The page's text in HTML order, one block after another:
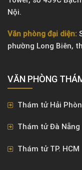
Nội.
Văn phòng đại diện:
phường Long Biên,
VĂN PHÒNG
Thám tử Hải
Thám tử Đà Nẵng
Thám tử TP. HCM